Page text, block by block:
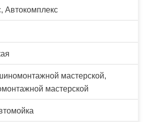
Автокомплекс
мастерской,
мастерской